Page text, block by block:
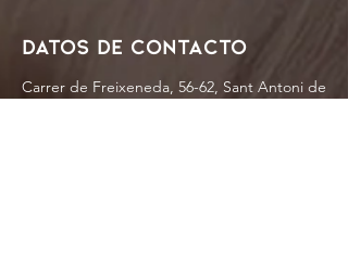
Datos de contacto
Carrer de Freixeneda, 56-62, Sant Antoni de